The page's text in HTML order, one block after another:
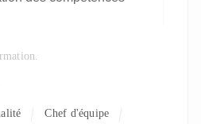
Chef d'équipe